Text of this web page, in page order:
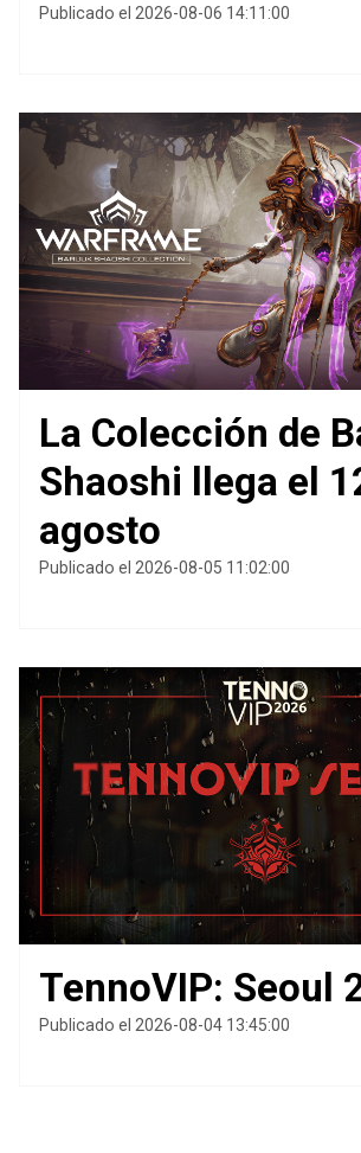
Publicado el 2026-08-06 14:11:00
La Colección de
Shaoshi llega el
agosto
Publicado el 2026-08-05 11:02:00
TennoVIP: Seoul
Publicado el 2026-08-04 13:45:00